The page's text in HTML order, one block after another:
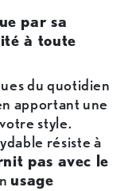
par sa
à toute
du quotidien
apportant une
style.
résiste à
pas avec le
usage